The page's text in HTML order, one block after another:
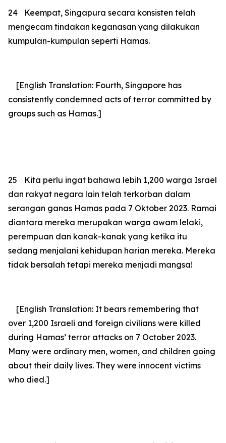
24
Keempat, Singapura secara konsisten telah
mengecam tindakan keganasan yang dilakukan
kumpulan-kumpulan seperti Hamas.
[English Translation: Fourth, Singapore has
consistently condemned acts of terror committed by
groups such as Hamas.]
25
Kita perlu ingat bahawa lebih 1,200 warga Israel
dan rakyat negara lain telah terkorban dalam
serangan ganas Hamas pada 7 Oktober 2023. Ramai
diantara mereka merupakan warga awam lelaki,
perempuan dan kanak-kanak yang ketika itu
sedang menjalani kehidupan harian mereka. Mereka
tidak bersalah tetapi mereka menjadi mangsa!
[English Translation: It bears remembering that
over 1,200 Israeli and foreign civilians were killed
during Hamas’ terror attacks on 7 October 2023.
Many were ordinary men, women, and children going
about their daily lives. They were innocent victims
who died.]